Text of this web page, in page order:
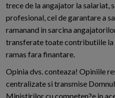
trece de la angajator la salariat,
profesional, cel de garantare a
ramanand in sarcina
transferate toate contributiile la
ramas fara finantare.
Opinia dvs. conteaza! Opiniile
centralizate si transmise
Ministirilor cu competen?e in